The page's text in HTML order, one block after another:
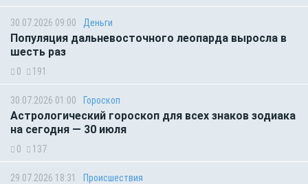
30.07.2026 09:00 Деньги
Популяция дальневосточного леопарда выросла в
шесть раз
0 191
30.07.2026 01:00 Гороскоп
Астрологический гороскоп для всех знаков зодиака
на сегодня — 30 июля
0 137
29.07.2026 18:31 Происшествия